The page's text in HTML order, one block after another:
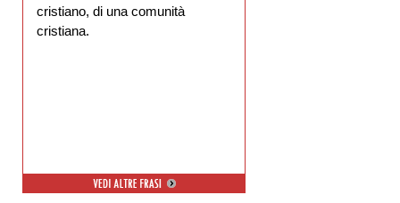
cristiano, di una comunità
cristiana.